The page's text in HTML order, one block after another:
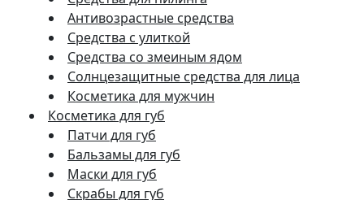
Антивозрастные средства
Средства с улиткой
Средства со змеиным ядом
Солнцезащитные средства для лица
Косметика для мужчин
Косметика для губ
Патчи для губ
Бальзамы для губ
Маски для губ
Скрабы для губ